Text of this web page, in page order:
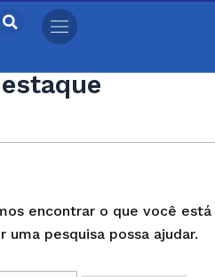
encontrar o que você está
uma pesquisa possa ajudar.